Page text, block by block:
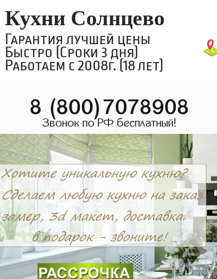
Кухни Солнцево
Гарантия лучшей цены
Быстро (Сроки 3 дня)
Работаем с 2008г. (18 лет)
8 (800)7078908
Звонок по РФ бесплатный!